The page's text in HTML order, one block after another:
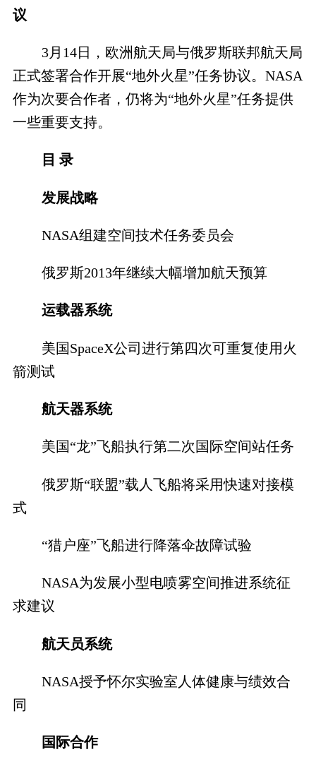
议
3月14日，欧洲航天局与俄罗斯联邦航天局
正式签署合作开展“地外火星”任务协议。NASA
作为次要合作者，仍将为“地外火星”任务提供
一些重要支持。
目 录
发展战略
NASA组建空间技术任务委员会
俄罗斯2013年继续大幅增加航天预算
运载器系统
美国SpaceX公司进行第四次可重复使用火
箭测试
航天器系统
美国“龙”飞船执行第二次国际空间站任务
俄罗斯“联盟”载人飞船将采用快速对接模
式
“猎户座”飞船进行降落伞故障试验
NASA为发展小型电喷雾空间推进系统征
求建议
航天员系统
NASA授予怀尔实验室人体健康与绩效合
同
国际合作